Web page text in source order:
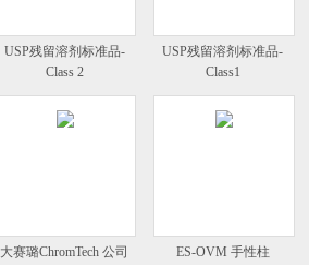
USP残留溶剂标准品-
Class 2
USP残留溶剂标准品-
Class1
大赛璐ChromTech 公司
ES-OVM 手性柱